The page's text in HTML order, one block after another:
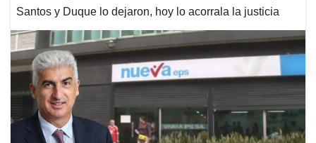
Santos y Duque lo dejaron, hoy lo acorrala la justicia